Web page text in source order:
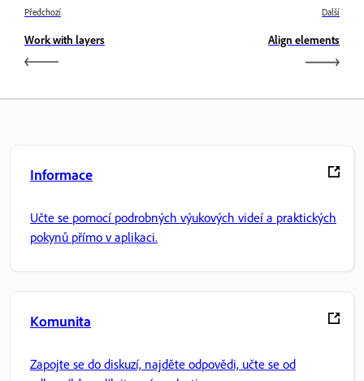
Předchozí
Work with layers
Další
Align elements
Informace
Učte se pomocí podrobných výukových videí a praktických
pokynů přímo v aplikaci.
Komunita
Zapojte se do diskuzí, najděte odpovědi, učte se od